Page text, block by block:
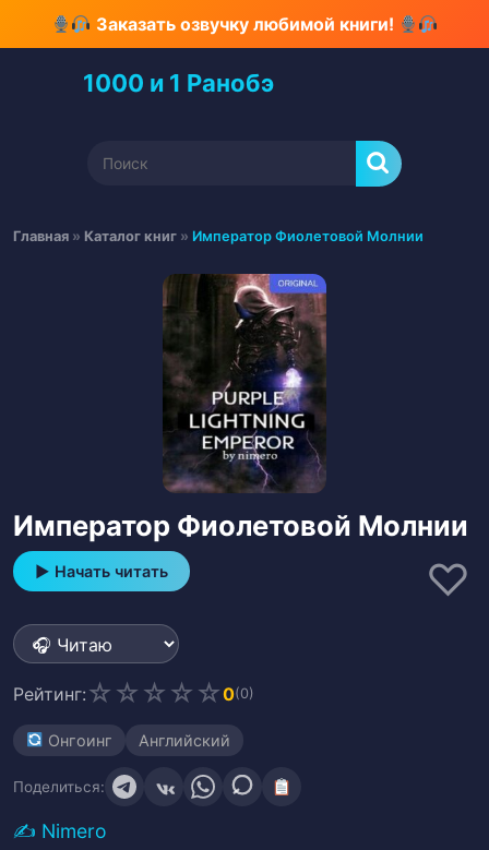
Перейти
Заказать озвучку любимой книги!
1000 и 1 Ранобэ
Найти:
Главная » Каталог книг » Император Фиолетовой Молнии
Император Фиолетовой Молнии
▶ Начать читать ♡
Рейтинг: ☆ ☆ ☆ ☆ ☆0(0)
Онгоинг Английский
Поделиться:
✍️ Nimero